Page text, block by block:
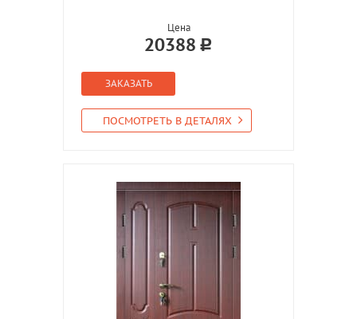
Цена
20388
ЗАКАЗАТЬ
ПОСМОТРЕТЬ В ДЕТАЛЯХ